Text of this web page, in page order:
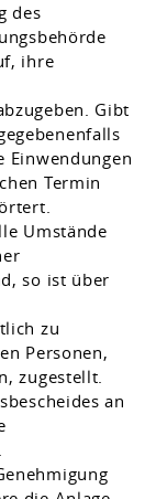
des
ihre
Gibt
Einwendungen
Termin
Umstände
so ist über
zu
Personen,
zugestellt.
an